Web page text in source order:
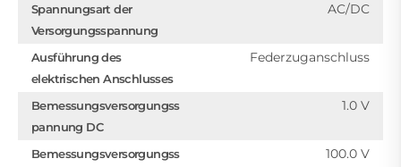
Spannungsart der
Versorgungsspannung
AC/DC
Ausführung des
elektrischen Anschlusses
Federzuganschluss
Bemessungsversorgungss
pannung DC
1.0 V
Bemessungsversorgungss
100.0 V